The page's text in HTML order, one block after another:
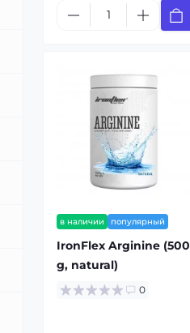
в наличии популярный
IronFlex Arginine (500
g, natural)
0